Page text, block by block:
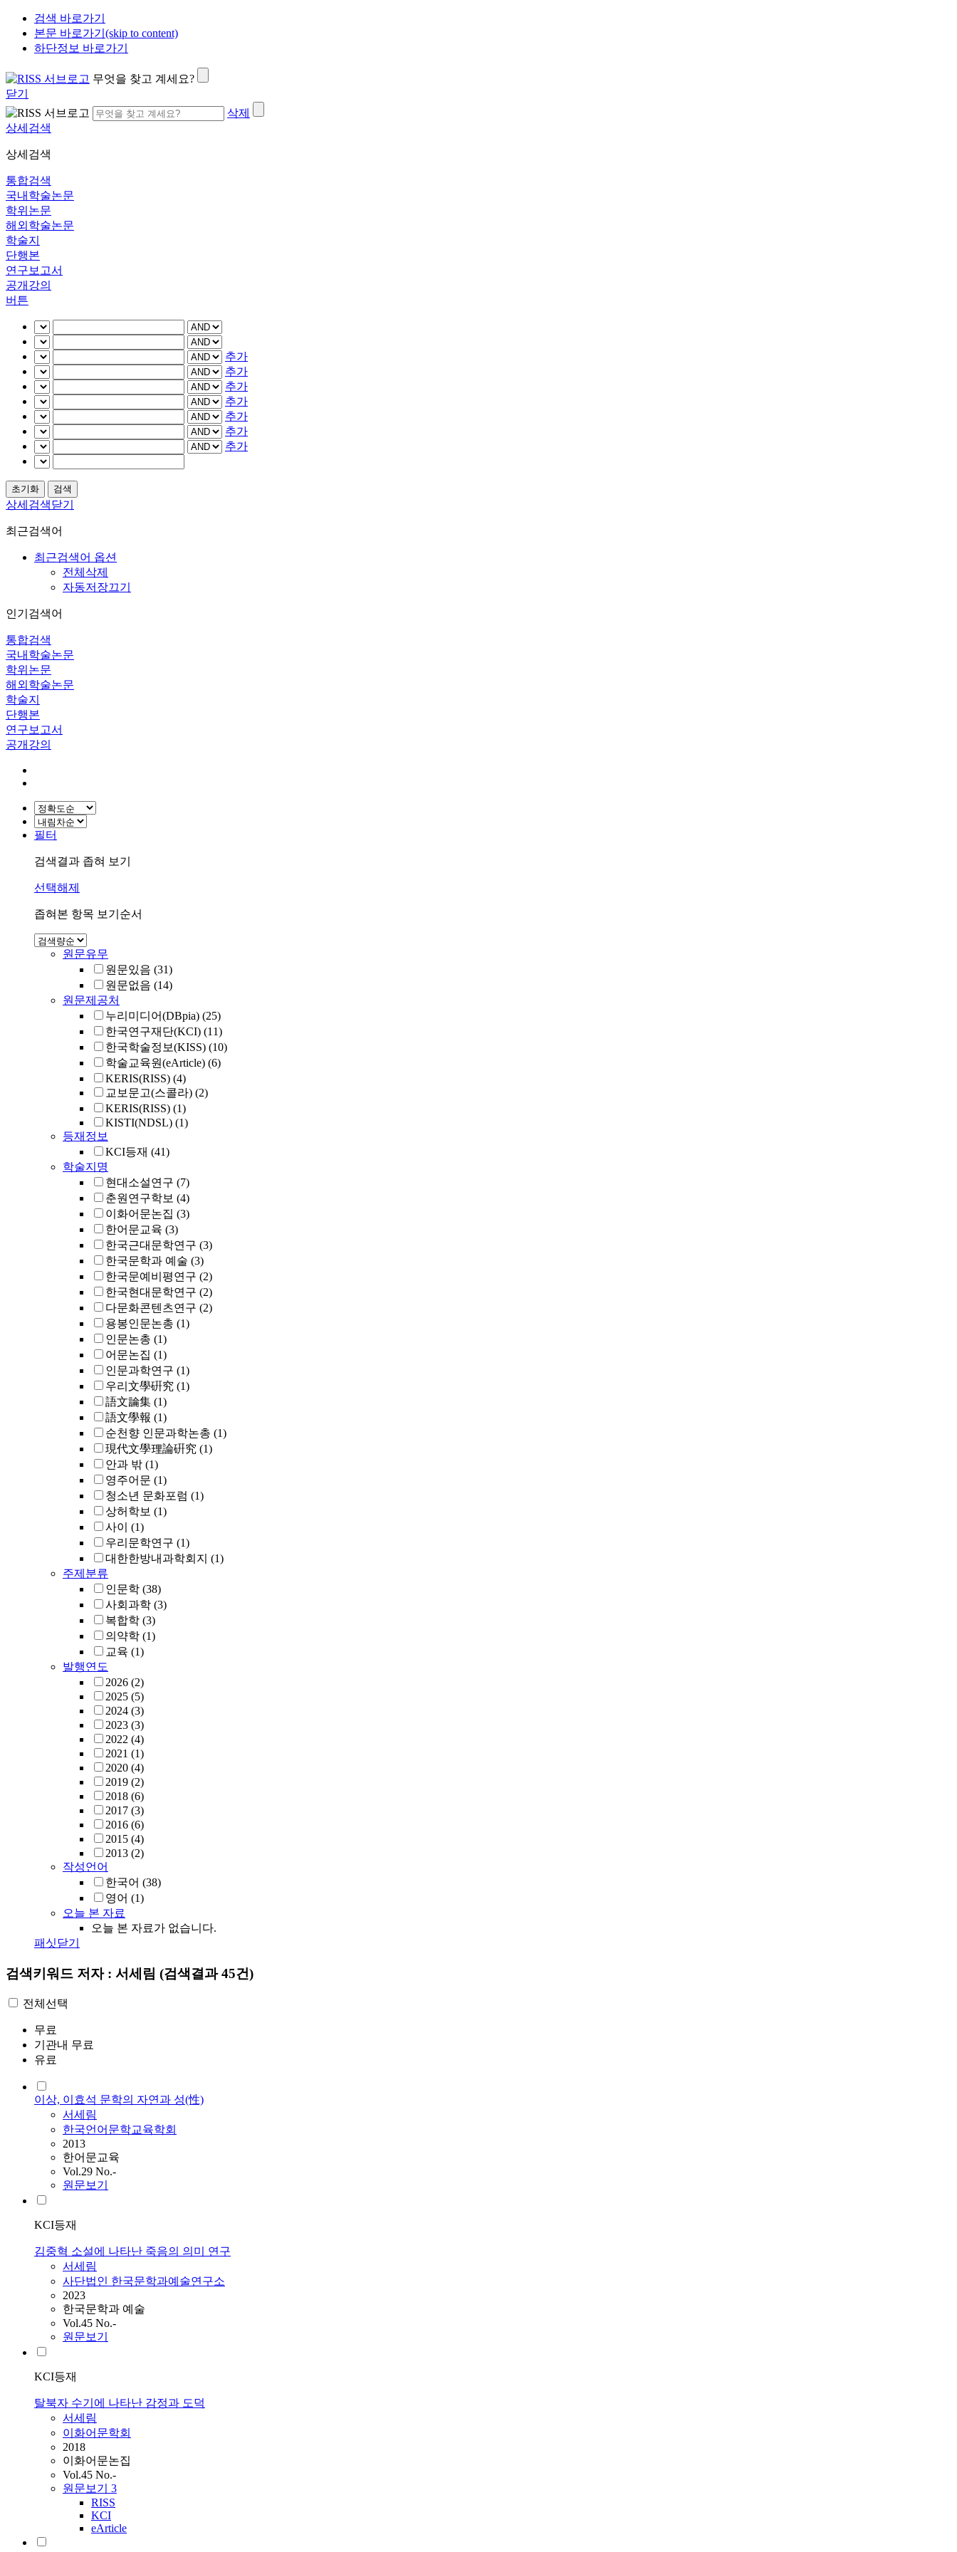
검색 바로가기
본문 바로가기(skip to content)
하단정보 바로가기
무엇을 찾고 계세요?
닫기
삭제
상세검색
상세검색
통합검색
국내학술논문
학위논문
해외학술논문
학술지
단행본
연구보고서
공개강의
버튼
추가
추가
추가
추가
추가
추가
추가
상세검색닫기
최근검색어
최근검색어 옵션
전체삭제
자동저장끄기
인기검색어
통합검색
국내학술논문
학위논문
해외학술논문
학술지
단행본
연구보고서
공개강의
필터
검색결과 좁혀 보기
선택해제
좁혀본 항목 보기순서
원문유무
원문있음 (31)
원문없음 (14)
원문제공처
누리미디어(DBpia) (25)
한국연구재단(KCI) (11)
한국학술정보(KISS) (10)
학술교육원(eArticle) (6)
KERIS(RISS) (4)
교보문고(스콜라) (2)
KERIS(RISS) (1)
KISTI(NDSL) (1)
등재정보
KCI등재 (41)
학술지명
현대소설연구 (7)
춘원연구학보 (4)
이화어문논집 (3)
한어문교육 (3)
한국근대문학연구 (3)
한국문학과 예술 (3)
한국문예비평연구 (2)
한국현대문학연구 (2)
다문화콘텐츠연구 (2)
용봉인문논총 (1)
인문논총 (1)
어문논집 (1)
인문과학연구 (1)
우리文學硏究 (1)
語文論集 (1)
語文學報 (1)
순천향 인문과학논총 (1)
現代文學理論硏究 (1)
안과 밖 (1)
영주어문 (1)
청소년 문화포럼 (1)
상허학보 (1)
사이
(1)
우리문학연구 (1)
대한한방내과학회지 (1)
주제분류
인문학 (38)
사회과학 (3)
복합학 (3)
의약학 (1)
교육 (1)
발행연도
2026 (2)
2025 (5)
2024 (3)
2023 (3)
2022 (4)
2021 (1)
2020 (4)
2019 (2)
2018 (6)
2017 (3)
2016 (6)
2015 (4)
2013 (2)
작성언어
한국어 (38)
영어 (1)
오늘 본 자료
오늘 본 자료가 없습니다.
패싯닫기
검색키워드 저자 : 서세림 (검색결과 45건)
전체선택
무료
기관내 무료
유료
이상, 이효석 문학의 자연과 성(性)
서세림
한국언어문학교육학회
2013
한어문교육
Vol.29 No.-
원문보기
KCI등재
김중혁 소설에 나타난 죽음의 의미 연구
서세림
사단법인 한국문학과예술연구소
2023
한국문학과 예술
Vol.45 No.-
원문보기
KCI등재
탈북자 수기에 나타난 감정과 도덕
서세림
이화어문학회
2018
이화어문논집
Vol.45 No.-
원문보기 3
RISS
KCI
eArticle